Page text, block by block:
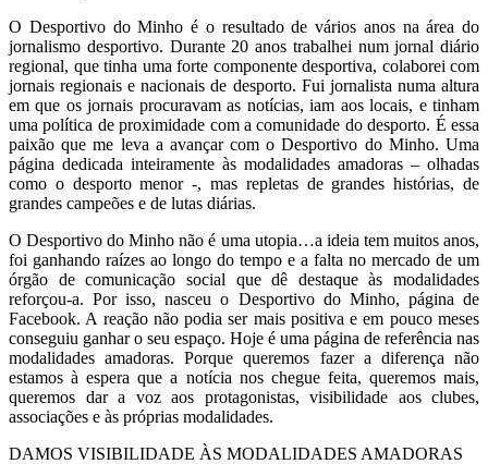
O Desportivo do Minho é o resultado de vários anos na área do
jornalismo desportivo. Durante 20 anos trabalhei num jornal diário
regional, que tinha uma forte componente desportiva, colaborei com
jornais regionais e nacionais de desporto. Fui jornalista numa altura
em que os jornais procuravam as notícias, iam aos locais, e tinham
uma política de proximidade com a comunidade do desporto. É essa
paixão que me leva a avançar com o Desportivo do Minho. Uma
página dedicada inteiramente às modalidades amadoras – olhadas
como o desporto menor -, mas repletas de grandes histórias, de
grandes campeões e de lutas diárias.
O Desportivo do Minho não é uma utopia…a ideia tem muitos anos,
foi ganhando raízes ao longo do tempo e a falta no mercado de um
órgão de comunicação social que dê destaque às modalidades
reforçou-a. Por isso, nasceu o Desportivo do Minho, página de
Facebook. A reação não podia ser mais positiva e em pouco meses
conseguiu ganhar o seu espaço. Hoje é uma página de referência nas
modalidades amadoras. Porque queremos fazer a diferença não
estamos à espera que a notícia nos chegue feita, queremos mais,
queremos dar a voz aos protagonistas, visibilidade aos clubes,
associações e às próprias modalidades.
DAMOS VISIBILIDADE ÀS MODALIDADES AMADORAS